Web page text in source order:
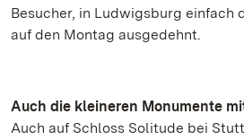
Besucher, in Ludwigsburg einfach
auf den Montag ausgedehnt.
Auch die kleineren Monumente
Auch auf Schloss Solitude bei